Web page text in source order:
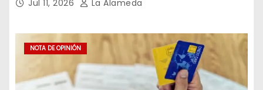
Jul 11, 2026 La Alameda
NOTA DE OPINIÓN